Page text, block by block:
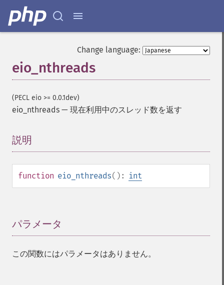
Change language:
eio_nthreads
(PECL eio >= 0.0.1dev)
eio_nthreads — 現在利用中のスレッド数を返す
説明
function eio_nthreads(): int
パラメータ
この関数にはパラメータはありません。